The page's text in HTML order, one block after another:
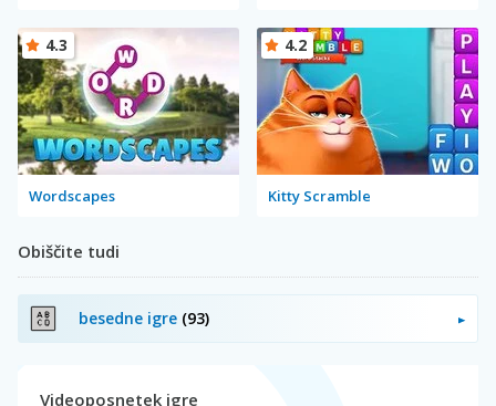
Wordscapes
4.3
Kitty Scramble
4.2
Obiščite tudi
besedne igre (93)
Videoposnetek igre